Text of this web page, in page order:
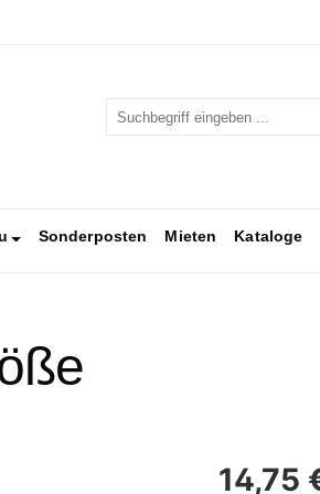
Sonderposten Mieten Kataloge
Regulärer
14,75